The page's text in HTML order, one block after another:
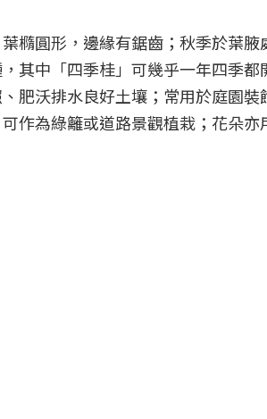
橢圓形，邊緣有鋸齒；秋季於葉腋
其中「四季桂」可幾乎一年四季
肥沃排水良好土壤；常用於庭園裝
作為綠籬或道路景觀植栽；花朵亦